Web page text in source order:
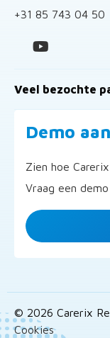
+31 85 743 04 50
Veel bezochte
Demo
Zien hoe
Vraag een
© 2026 Carerix
Cookies